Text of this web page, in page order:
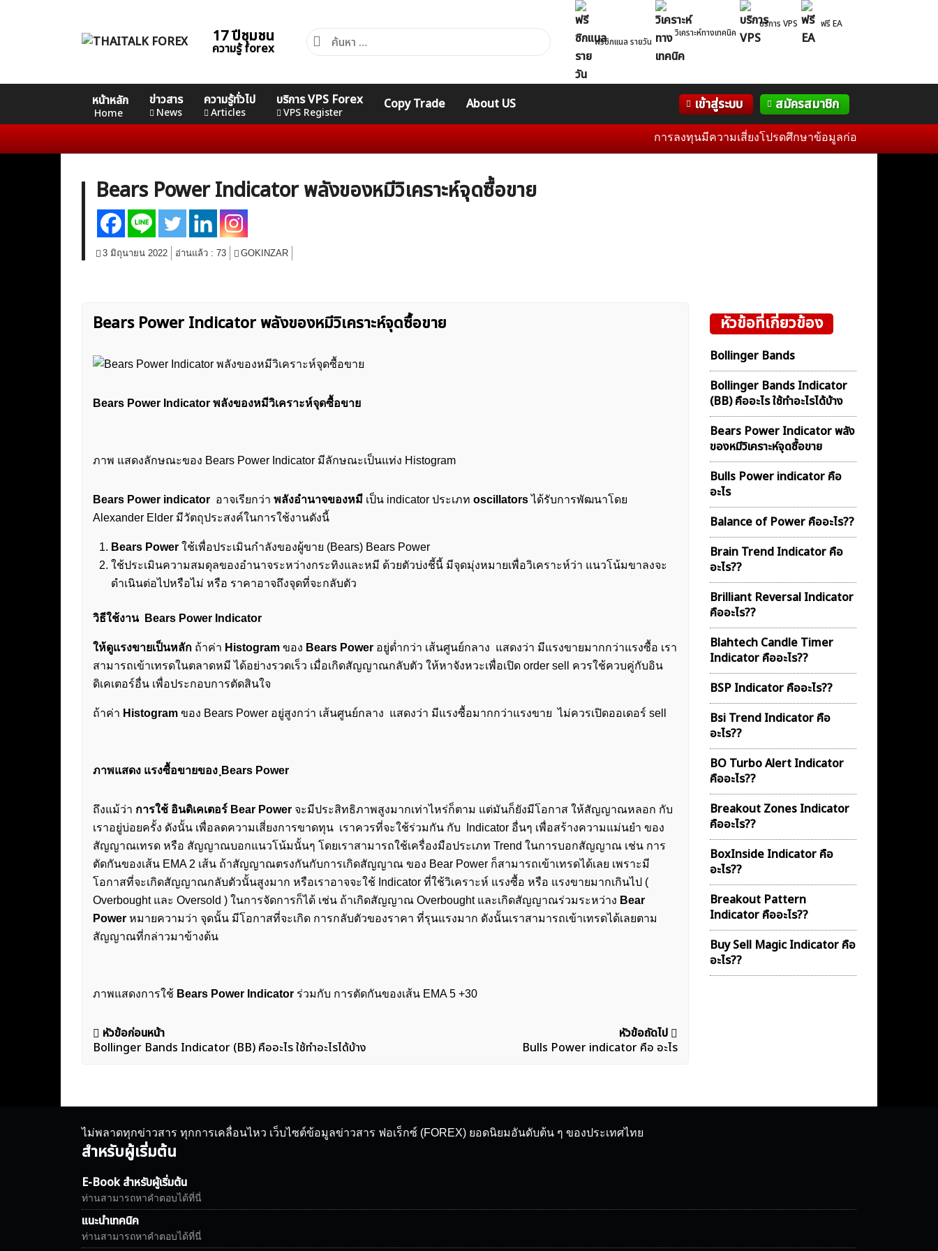
17 ปีชุมชน
ความรู้ forex
ค้นหา
สำหรับ:
ฟรีซิกแนล รายวัน
วิเคราะห์ทางเทคนิค
บริการ VPS ฟรี EA
หน้าหลัก
Home
ข่าวสาร
News
ความรู้ทั่วไป
Articles
บริการ VPS Forex
VPS Register
Copy Trade About US เข้าสู่ระบบ สมัครสมาชิก
VPS Register
ค้นหา
คอร์ส
Basic
คอร์ส
Advance
คอร์ส
Professional
คอร์ส
Expert Indicators
WelTrade กิจกรรม
ฟอรั่ม
การลงทุนมีความเสี่ยงโปรดศึกษาข้อมูลก่อนการตัดสินใจลงทุน
Bears Power Indicator พลังของหมีวิเคราะห์จุดซื้อขาย
3 มิถุนายน 2022 อ่านแล้ว : 73 GOKINZAR
Bears Power Indicator พลังของหมีวิเคราะห์จุดซื้อขาย
Bears Power Indicator พลังของหมีวิเคราะห์จุดซื้อขาย
ภาพ แสดงลักษณะของ Bears Power Indicator มีลักษณะเป็นแท่ง Histogram
Bears Power indicator อาจเรียกว่า พลังอำนาจของหมี เป็น indicator ประเภท oscillatorsได้รับการพัฒนาโดย
Alexander Elder มีวัตถุประสงค์ในการใช้งานดังนี้
Bears Powerใช้เพื่อประเมินกำลังของผู้ขาย (Bears) Bears Power
ใช้ประเมินความสมดุลของอำนาจระหว่างกระทิงและหมี ด้วยตัวบ่งชี้นี้ มีจุดมุ่งหมายเพื่อวิเคราะห์ว่า แนวโน้มขาลงจะ
ดำเนินต่อไปหรือไม่ หรือ ราคาอาจถึงจุดที่จะกลับตัว
วิธีใช้งาน Bears Power Indicator
ให้ดูแรงขายเป็นหลัก ถ้าค่า Histogram ของ Bears Power อยู่ต่ำกว่า เส้นศูนย์กลาง แสดงว่า มีแรงขายมากกว่าแรงซื้อ เรา
สามารถเข้าเทรดในตลาดหมี ได้อย่างรวดเร็ว เมื่อเกิดสัญญาณกลับตัว ให้หาจังหวะเพื่อเปิด order sell ควรใช้ควบคู่กับอิน
ดิเคเตอร์อื่น เพื่อประกอบการตัดสินใจ
ถ้าค่า Histogram ของ Bears Power อยู่สูงกว่า เส้นศูนย์กลาง แสดงว่า มีแรงซื้อมากกว่าแรงขาย ไม่ควรเปิดออเดอร์ sell
ภาพแสดง แรงซื้อขายของ ฺBears Power
ถึงแม้ว่า การใช้ อินดิเคเตอร์ Bear Power จะมีประสิทธิภาพสูงมากเท่าไหร่ก็ตาม แต่มันก็ยังมีโอกาส ให้สัญญาณหลอก กับ
เราอยู่บ่อยครั้ง ดังนั้น เพื่อลดความเสี่ยงการขาดทุน เราควรที่จะใช้ร่วมกัน กับ Indicator อื่นๆ เพื่อสร้างความแม่นยำ ของ
สัญญาณเทรด หรือ สัญญาณบอกแนวโน้มนั้นๆ โดยเราสามารถใช้เครื่องมือประเภท Trend ในการบอกสัญญาณ เช่น การ
ตัดกันของเส้น EMA 2 เส้น ถ้าสัญญาณตรงกันกับการเกิดสัญญาณ ของ Bear Power ก็สามารถเข้าเทรดได้เลย เพราะมี
โอกาสที่จะเกิดสัญญาณกลับตัวนั้นสูงมาก หรือเราอาจจะใช้ Indicator ที่ใช้วิเคราะห์ แรงซื้อ หรือ แรงขายมากเกินไป (
Overbought และ Oversold ) ในการจัดการก็ได้ เช่น ถ้าเกิดสัญญาณ Overbought และเกิดสัญญาณร่วมระหว่าง Bear
Power หมายความว่า จุดนั้น มีโอกาสที่จะเกิด การกลับตัวของราคา ที่รุนแรงมาก ดังนั้นเราสามารถเข้าเทรดได้เลยตาม
สัญญาณที่กล่าวมาข้างต้น
ภาพแสดงการใช้ Bears Power Indicator ร่วมกับ การตัดกันของเส้น EMA 5 +30
แนะแนว
เรื่อง
หัวข้อก่อนหน้า
Bollinger Bands Indicator (BB) คืออะไร ใช้ทำอะไรได้บ้าง
หัวข้อถัดไป
Bulls Power indicator คือ อะไร
หัวข้อที่เกี่ยวข้อง
Bollinger Bands
Bollinger Bands Indicator
(BB) คืออะไร ใช้ทำอะไรได้บ้าง
Bears Power Indicator พลัง
ของหมีวิเคราะห์จุดซื้อขาย
Bulls Power indicator คือ
อะไร
Balance of Power คืออะไร??
Brain Trend Indicator คือ
อะไร??
Brilliant Reversal Indicator
คืออะไร??
Blahtech Candle Timer
Indicator คืออะไร??
BSP Indicator คืออะไร??
Bsi Trend Indicator คือ
อะไร??
BO Turbo Alert Indicator
คืออะไร??
Breakout Zones Indicator
คืออะไร??
BoxInside Indicator คือ
อะไร??
Breakout Pattern
Indicator คืออะไร??
Buy Sell Magic Indicator คือ
อะไร??
ไม่พลาดทุกข่าวสาร ทุกการเคลื่อนไหว เว็บไซต์ข้อมูลข่าวสาร ฟอเร็กซ์ (FOREX) ยอดนิยมอันดับต้น ๆ ของประเทศไทย
สำหรับผู้เริ่มต้น
E-Book สำหรับผู้เริ่มต้น
ท่านสามารถหาคำตอบได้ที่นี่
แนะนำเทคนิค
ท่านสามารถหาคำตอบได้ที่นี่